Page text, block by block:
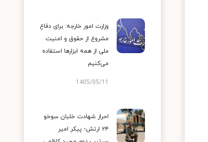
وزارت امور خارجه: برای دفاع
مشروع از حقوق و امنیت
ملی از همه ابزارها استفاده
می‌کنیم
1405/05/11
احراز شهادت خلبان سوخو
۲۴ ارتش؛ پیکر امیر